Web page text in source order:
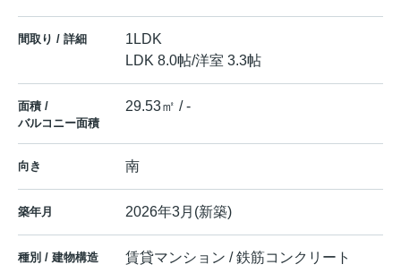
間取り / 詳細
1LDK
LDK 8.0帖/洋室 3.3帖
面積 /
バルコニー面積
29.53㎡ / -
向き 南
築年月 2026年3月(新築)
種別 / 建物構造 賃貸マンション / 鉄筋コンクリート